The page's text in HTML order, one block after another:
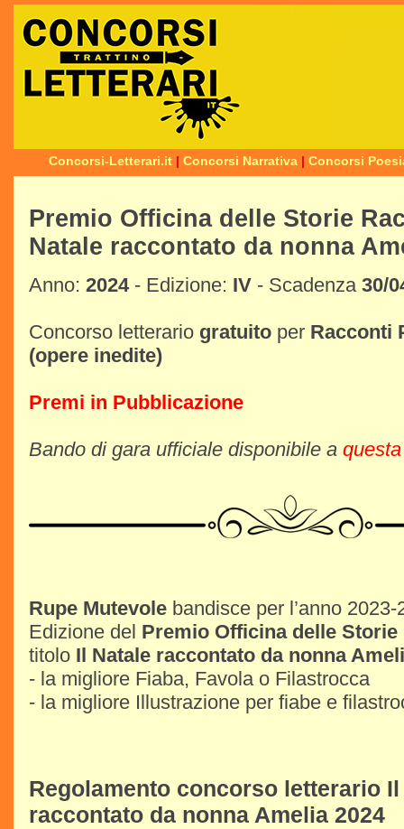
Concorsi-Letterari.it | Concorsi Narrativa | Concorsi
Premio Officina delle Storie
Natale raccontato da nonna
Anno: 2024- Edizione: IV - Scadenza 30/
Concorso letterario gratuito per Racconti
(opere inedite)
Premi in Pubblicazione
Bando di gara ufficiale disponibile a
Rupe Mutevole bandisce per l’anno
Edizione del Premio Officina delle Storie
titolo Il Natale raccontato da nonna
- la migliore Fiaba, Favola o Filastrocca
- la migliore Illustrazione per fiabe e
Regolamento concorso letterario Il
raccontato da nonna Amelia 2024